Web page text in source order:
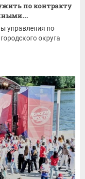
по контракту
управления по
округа